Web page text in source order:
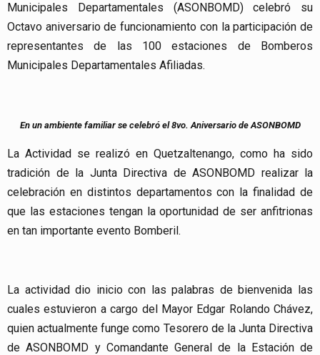
Municipales Departamentales (ASONBOMD) celebró su
Octavo aniversario de funcionamiento con la participación de
representantes de las 100 estaciones de Bomberos
Municipales Departamentales Afiliadas.
En un ambiente familiar se celebró el 8vo. Aniversario de ASONBOMD
La Actividad se realizó en Quetzaltenango, como ha sido
tradición de la Junta Directiva de ASONBOMD realizar la
celebración en distintos departamentos con la finalidad de
que las estaciones tengan la oportunidad de ser anfitrionas
en tan importante evento Bomberil.
La actividad dio inicio con las palabras de bienvenida las
cuales estuvieron a cargo del Mayor Edgar Rolando Chávez,
quien actualmente funge como Tesorero de la Junta Directiva
de ASONBOMD y Comandante General de la Estación de